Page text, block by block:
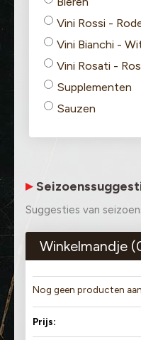
Vini Rossi -
Vini Bianchi -
Vini Rosati -
Supplementen
Sauzen
Suggesties van
Winkelmandje (
Nog geen producten
Prijs: